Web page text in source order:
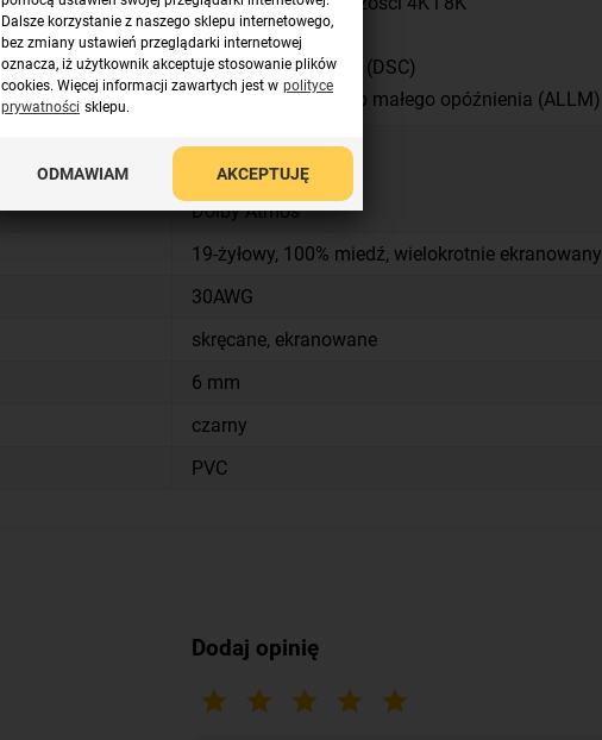
dynamiczny HDR
kompresja obrazu (DSC)
automatyczny tryb małego opóźnienia (ALLM)
32 kanały
stereo 7.1
Dolby Atmos
19-żyłowy, 100% miedź, wielokrotnie ekranowany
30AWG
skręcane, ekranowane
6 mm
czarny
PVC
Dodaj opinię
Dalsze korzystanie z naszego sklepu internetowego,
bez zmiany ustawień przeglądarki internetowej
oznacza, iż użytkownik akceptuje stosowanie plików
cookies. Więcej informacji zawartych jest w polityce
prywatności sklepu.
ODMAWIAM AKCEPTUJĘ